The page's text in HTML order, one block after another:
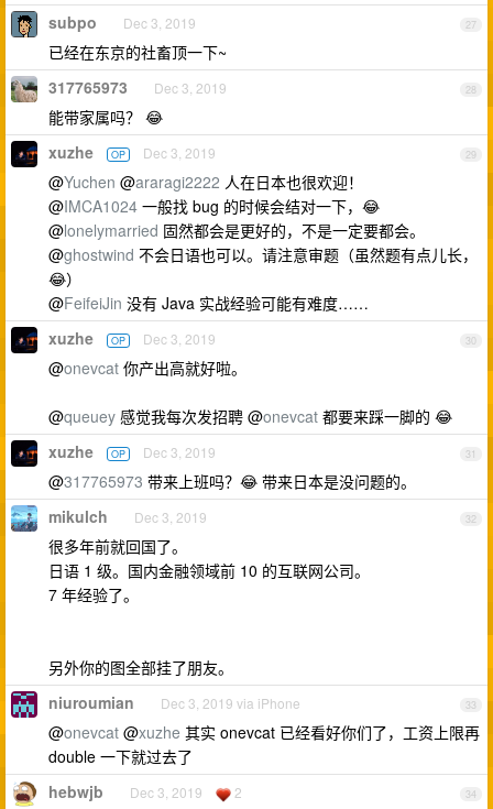
27
subpo Dec 3, 2019
已经在东京的社畜顶一下~
28
317765973 Dec 3, 2019
能带家属吗？ 😂
29
xuzhe OP Dec 3, 2019
@Yuchen @araragi2222 人在日本也很欢迎！
@IMCA1024 一般找 bug 的时候会结对一下，😂
@lonelymarried 固然都会是更好的，不是一定要都会。
@ghostwind 不会日语也可以。请注意审题（虽然题有点儿长，
😂）
@FeifeiJin 没有 Java 实战经验可能有难度……
30
xuzhe OP Dec 3, 2019
@onevcat 你产出高就好啦。
@queuey 感觉我每次发招聘 @onevcat 都要来踩一脚的 😂
31
xuzhe OP Dec 3, 2019
@317765973 带来上班吗？😂 带来日本是没问题的。
32
mikulch Dec 3, 2019
很多年前就回国了。
日语 1 级。国内金融领域前 10 的互联网公司。
7 年经验了。
另外你的图全部挂了朋友。
33
niuroumian Dec 3, 2019 via iPhone
@onevcat @xuzhe 其实 onevcat 已经看好你们了，工资上限再
double 一下就过去了
34
hebwjb Dec 3, 2019 2